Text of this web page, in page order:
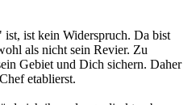
ist kein Widerspruch. Da bist
als nicht sein Revier. Zu
Gebiet und Dich sichern. Daher
etablierst.